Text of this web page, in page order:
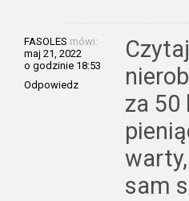
FASOLES mówi:
maj 21, 2022
o godzinie 18:53
Odpowiedz
za 50
sam